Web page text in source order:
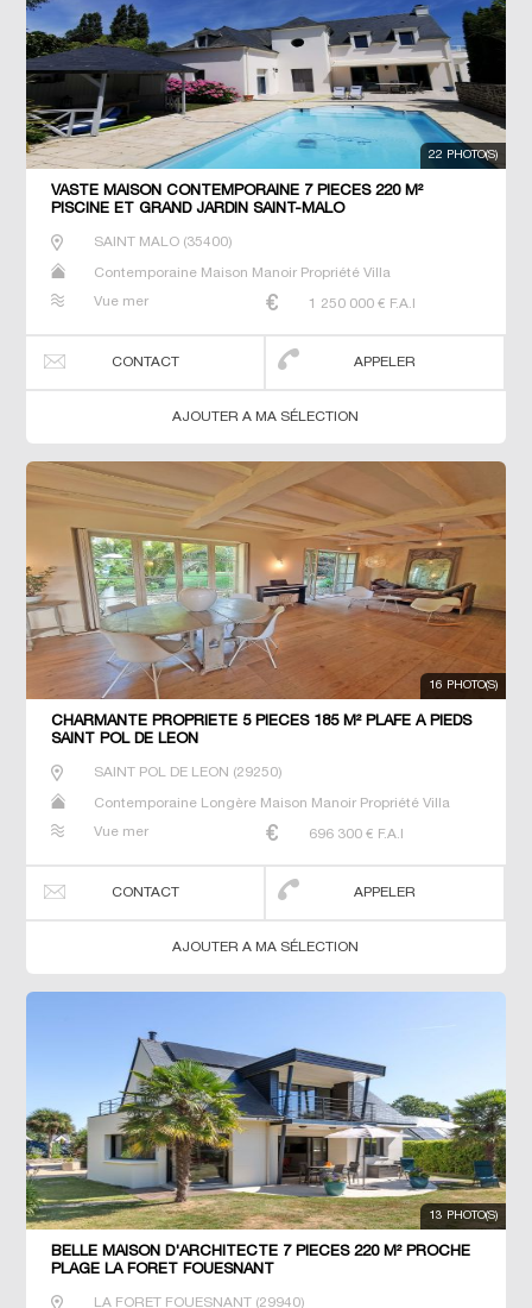
22 PHOTO(S)
VASTE MAISON CONTEMPORAINE 7 PIECES 220 M²
PISCINE ET GRAND JARDIN SAINT-MALO
SAINT MALO(35400)
Contemporaine Maison Manoir Propriété Villa
Vue mer 1 250 000 € F.A.I
CONTACT APPELER
AJOUTER A MA SÉLECTION
16 PHOTO(S)
CHARMANTE PROPRIETE 5 PIECES 185 M² PLAFE A PIEDS
SAINT POL DE LEON
SAINT POL DE LEON (29250)
Contemporaine Longère Maison Manoir Propriété Villa
Vue mer 696 300 € F.A.I
CONTACT APPELER
AJOUTER A MA SÉLECTION
13 PHOTO(S)
BELLE MAISON D'ARCHITECTE 7 PIECES 220 M² PROCHE
PLAGE LA FORET FOUESNANT
LA FORET FOUESNANT (29940)